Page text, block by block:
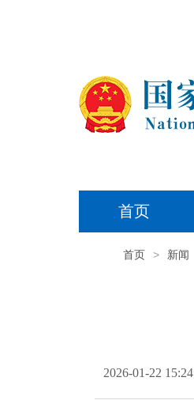
首页
首页 > 新闻
2026-01-22 15:24